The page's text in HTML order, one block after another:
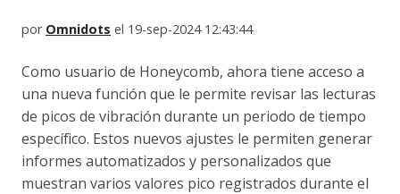
por Omnidots el 19-sep-2024 12:43:44
Como usuario de Honeycomb, ahora tiene acceso a
una nueva función que le permite revisar las lecturas
de picos de vibración durante un periodo de tiempo
específico. Estos nuevos ajustes le permiten generar
informes automatizados y personalizados que
muestran varios valores pico registrados durante el